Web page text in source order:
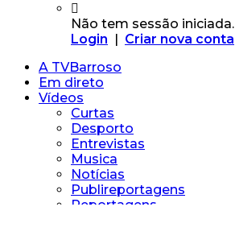
Não tem sessão iniciada.
Login | Criar nova conta
A TVBarroso
Em direto
Vídeos
Curtas
Desporto
Entrevistas
Musica
Notícias
Publireportagens
Reportagens